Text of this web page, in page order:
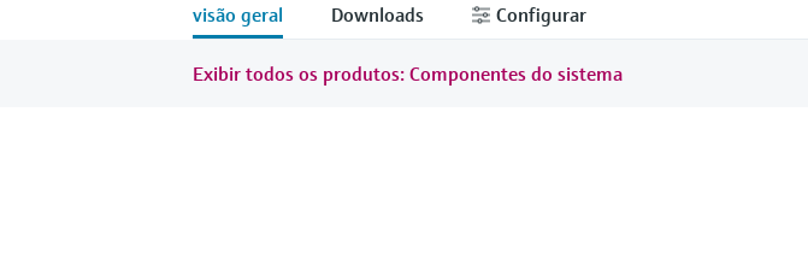
visão geral Downloads Configurar
Exibir todos os produtos: Componentes do sistema